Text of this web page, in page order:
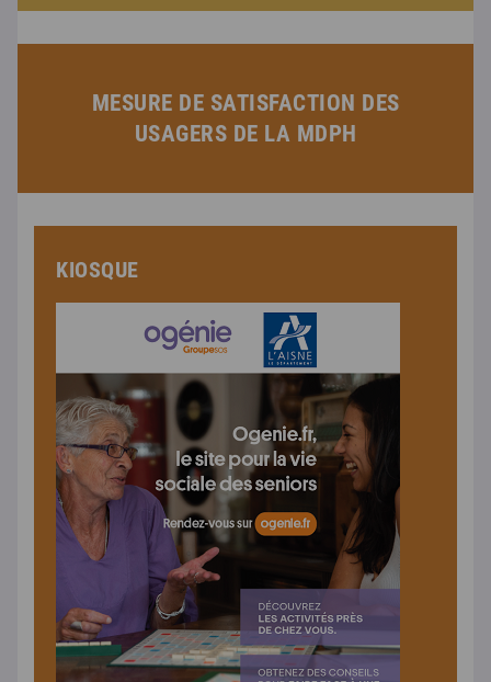
MESURE DE SATISFACTION DES
USAGERS DE LA MDPH
KIOSQUE